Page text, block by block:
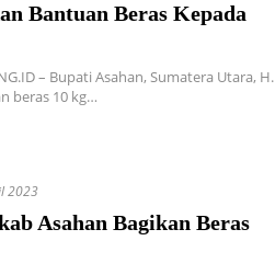
Bantuan Beras Kepada
– Bupati Asahan, Sumatera Utara, H.
beras 10 kg…
2023
Asahan Bagikan Beras